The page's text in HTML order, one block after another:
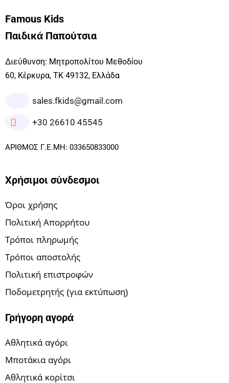
Famous Kids
Παιδικά Παπούτσια
Διεύθυνση: Μητροπολίτου Μεθοδίου
60, Κέρκυρα, ΤΚ 49132, Ελλάδα
sales.fkids@gmail.com
+30 26610 45545
ΑΡΙΘΜΟΣ Γ.Ε.ΜΗ: 033650833000
Χρήσιμοι σύνδεσμοι
Όροι χρήσης
Πολιτική Απορρήτου
Τρόποι πληρωμής
Τρόποι αποστολής
Πολιτική επιστροφών
Ποδομετρητής (για εκτύπωση)
Γρήγορη αγορά
Αθλητικά αγόρι
Μποτάκια αγόρι
Αθλητικά κορίτσι